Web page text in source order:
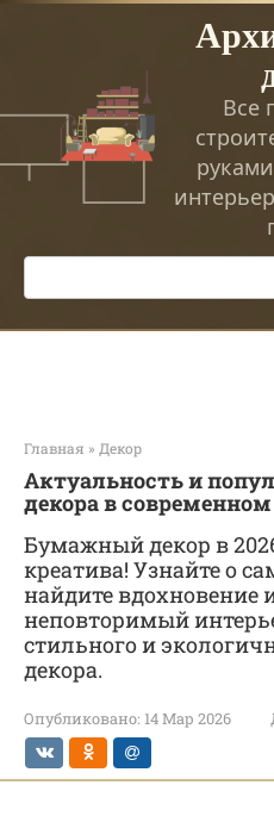
Перейти
Все
Поиск:
Главная » Декор
Актуальность и
декора в
Бумажный декор в
креатива! Узнайте о
найдите вдохновение
неповторимый
стильного и
декора.
Опубликовано: 14 Мар 2026